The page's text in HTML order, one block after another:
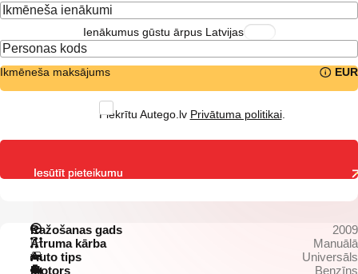
Ienākumus gūstu ārpus Latvijas
Ikmēneša maksājums EUR
Piekrītu Autego.lv Privātuma politikai.
Ražošanas gads
2009
Ātruma kārba
Manuālā
Auto tips
Universāls
Motors
Benzīns